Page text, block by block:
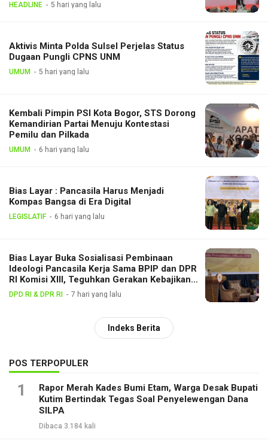
HEADLINE 5 hari yang lalu
Aktivis Minta Polda Sulsel Perjelas Status
Dugaan Pungli CPNS UNM
UMUM 5 hari yang lalu
Kembali Pimpin PSI Kota Bogor, STS Dorong
Kemandirian Partai Menuju Kontestasi
Pemilu dan Pilkada
UMUM 6 hari yang lalu
Bias Layar : Pancasila Harus Menjadi
Kompas Bangsa di Era Digital
LEGISLATIF 6 hari yang lalu
Bias Layar Buka Sosialisasi Pembinaan
Ideologi Pancasila Kerja Sama BPIP dan DPR
RI Komisi XIII, Teguhkan Gerakan Kebajikan
Pancasila di Tengah Masyarakat
DPD RI & DPR RI 7 hari yang lalu
Indeks Berita
POS TERPOPULER
1
Rapor Merah Kades Bumi Etam, Warga Desak Bupati
Kutim Bertindak Tegas Soal Penyelewengan Dana
SILPA
Dibaca 3.184 kali